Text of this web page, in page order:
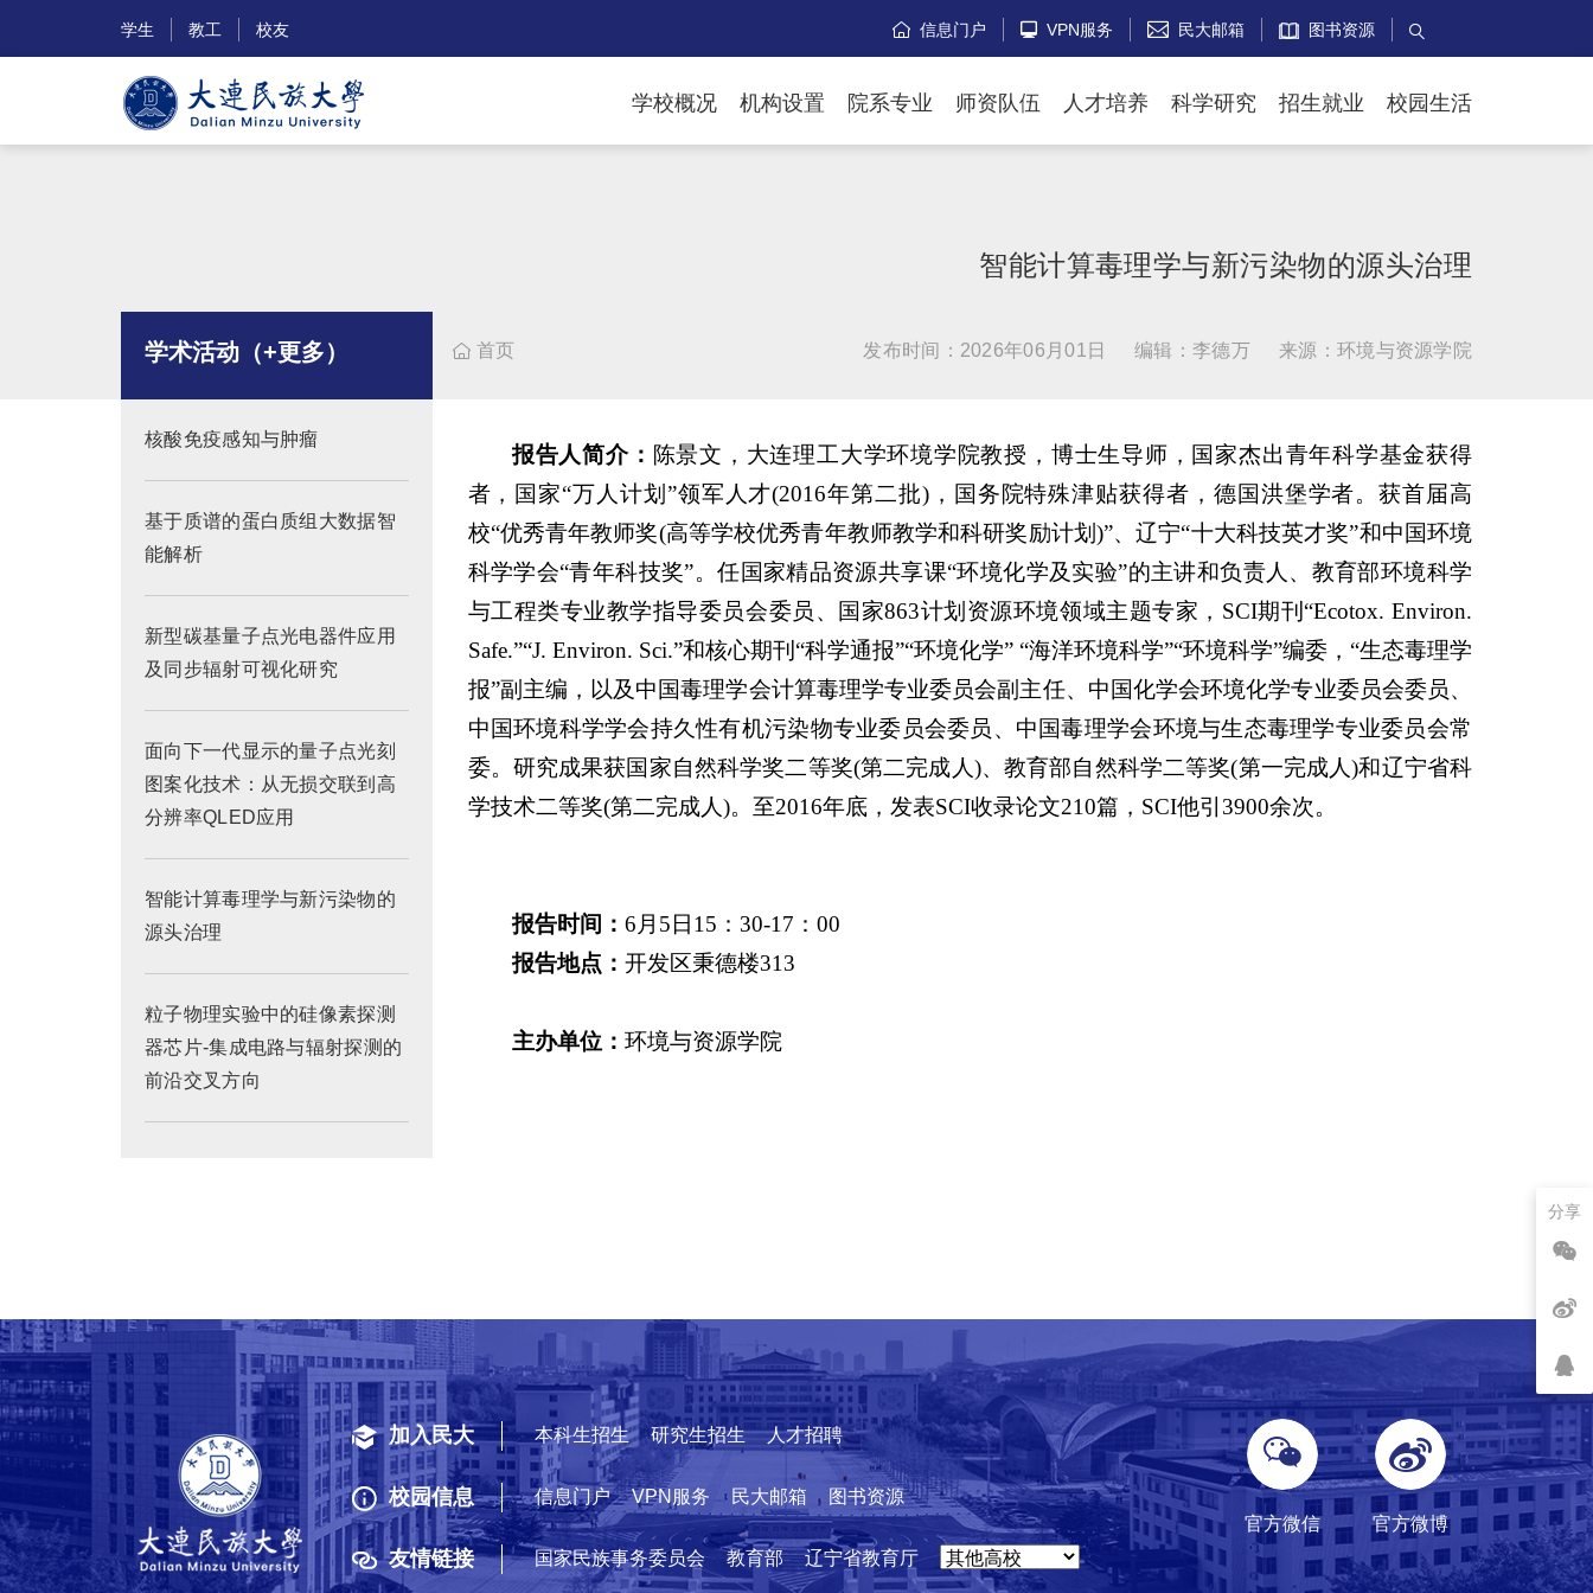
学生 教工 校友  信息门户  VPN服务  民大邮箱 图书资源 
学校概况 机构设置 院系专业 师资队伍 人才培养 科学研究 招生就业 校园生活
智能计算毒理学与新污染物的源头治理
 首页 发布时间：2026年06月01日 编辑：李德万 来源：环境与资源学院
学术活动（+更多）
核酸免疫感知与肿瘤
基于质谱的蛋白质组大数据智
能解析
新型碳基量子点光电器件应用
及同步辐射可视化研究
面向下一代显示的量子点光刻
图案化技术：从无损交联到高
分辨率QLED应用
智能计算毒理学与新污染物的
源头治理
粒子物理实验中的硅像素探测
器芯片-集成电路与辐射探测的
前沿交叉方向
报告人简介： 陈景文，大连理工大学环境学院教授，博士生导师，国家杰出青年科学基金获得
者，国家“万人计划”领军人才(2016年第二批)，国务院特殊津贴获得者，德国洪堡学者。获首届高
校“优秀青年教师奖(高等学校优秀青年教师教学和科研奖励计划)”、辽宁“十大科技英才奖”和中国环境
科学学会“青年科技奖”。任国家精品资源共享课“环境化学及实验”的主讲和负责人、教育部环境科学
与工程类专业教学指导委员会委员、国家863计划资源环境领域主题专家，SCI期刊“Ecotox. Environ.
Safe.”“J. Environ. Sci.”和核心期刊“科学通报”“环境化学” “海洋环境科学”“环境科学”编委，“生态毒理学
报”副主编，以及中国毒理学会计算毒理学专业委员会副主任、中国化学会环境化学专业委员会委员、
中国环境科学学会持久性有机污染物专业委员会委员、中国毒理学会环境与生态毒理学专业委员会常
委。研究成果获国家自然科学奖二等奖(第二完成人)、教育部自然科学二等奖(第一完成人)和辽宁省科
学技术二等奖(第二完成人)。至2016年底，发表SCI收录论文210篇，SCI他引3900余次。
报告时间： 6月5日15：30-17：00
报告地点： 开发区秉德楼313
主办单位： 环境与资源学院
加入民大 本科生招生 研究生招生 人才招聘
校园信息 信息门户 VPN服务 民大邮箱 图书资源
友情链接 国家民族事务委员会 教育部 辽宁省教育厅
官方微信 官方微博
分享